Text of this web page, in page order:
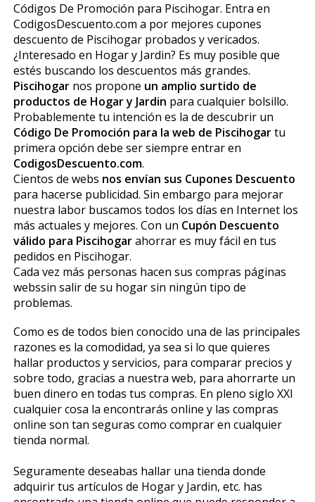
Códigos De Promoción para Piscihogar. Entra en
CodigosDescuento.com a por mejores cupones
descuento de Piscihogar probados y verificados.
¿Interesado en Hogar y Jardin? Es muy posible que
estés buscando los descuentos más grandes.
Piscihogarnos propone un amplio surtido de
productos de Hogar y Jardin para cualquier bolsillo.
Probablemente tu intención es la de descubrir un
Código De Promoción para la web de Piscihogartu
primera opción debe ser siempre entrar en
CodigosDescuento.com.
Cientos de webs nos envían sus Cupones Descuento
para hacerse publicidad. Sin embargo para mejorar
nuestra labor buscamos todos los días en Internet los
más actuales y mejores. Con un Cupón Descuento
válido para Piscihogarahorrar es muy fácil en tus
pedidos en Piscihogar.
Cada vez más personas hacen sus compras páginas
webssin salir de su hogar sin ningún tipo de
problemas.
Como es de todos bien conocido una de las principales
razones es la comodidad, ya sea si lo que quieres
hallar productos y servicios, para comparar precios y
sobre todo, gracias a nuestra web, para ahorrarte un
buen dinero en todas tus compras. En pleno siglo XXI
cualquier cosa la encontrarás online y las compras
online son tan seguras como comprar en cualquier
tienda normal.
Seguramente deseabas hallar una tienda donde
adquirir tus artículos de Hogar y Jardin, etc. has